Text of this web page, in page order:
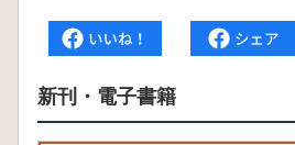
新刊・電子書籍